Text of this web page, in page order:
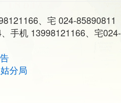
、宅 024-85890811
手机 13998121166、宅024-
分局